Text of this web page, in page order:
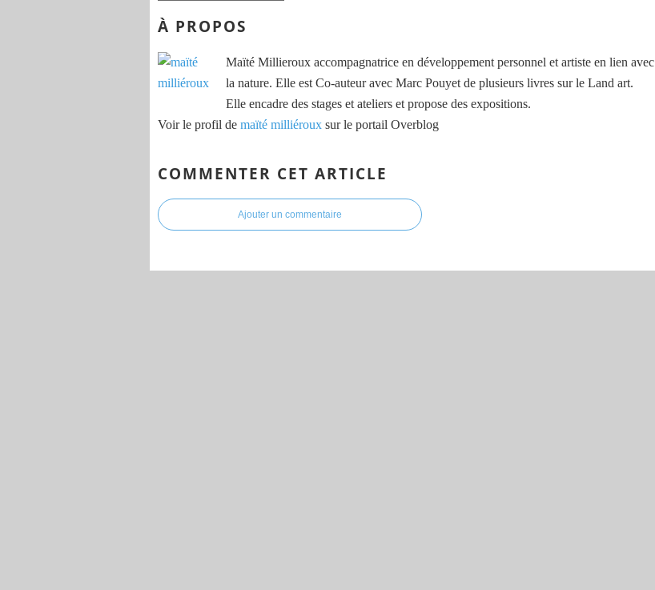
À PROPOS
Maïté Millieroux accompagnatrice en développement personnel et artiste en lien avec
la nature. Elle est Co-auteur avec Marc Pouyet de plusieurs livres sur le Land art.
Elle encadre des stages et ateliers et propose des expositions.
Voir le profil de maïté milliéroux sur le portail Overblog
COMMENTER CET ARTICLE
Ajouter un commentaire